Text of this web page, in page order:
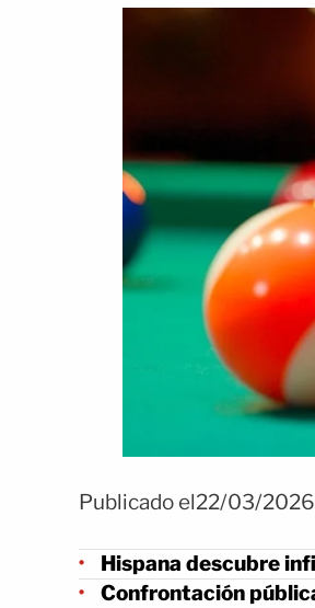
Publicado el22/03/2026
Hispana descubre
Confrontación